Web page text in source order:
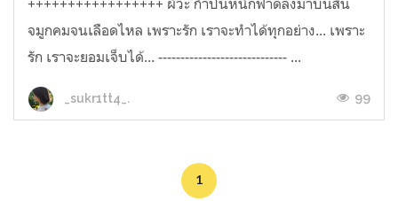
+++++++++++++++++ ผัวะ กำปั้นหนักฟาดลงมาบนสัน
จมูกคมจนเลือดไหล เพราะรัก เราจะทำได้ทุกอย่าง... เพราะ
รัก เราจะยอมเจ็บได้... ----------------------------- ...
_sukr1tt4_. 99
1